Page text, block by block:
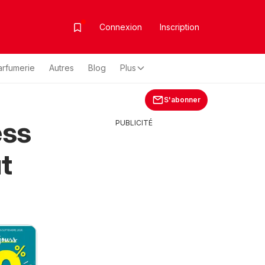
Connexion Inscription
Autres Blog Plus
S'abonner
PUBLICITÉ